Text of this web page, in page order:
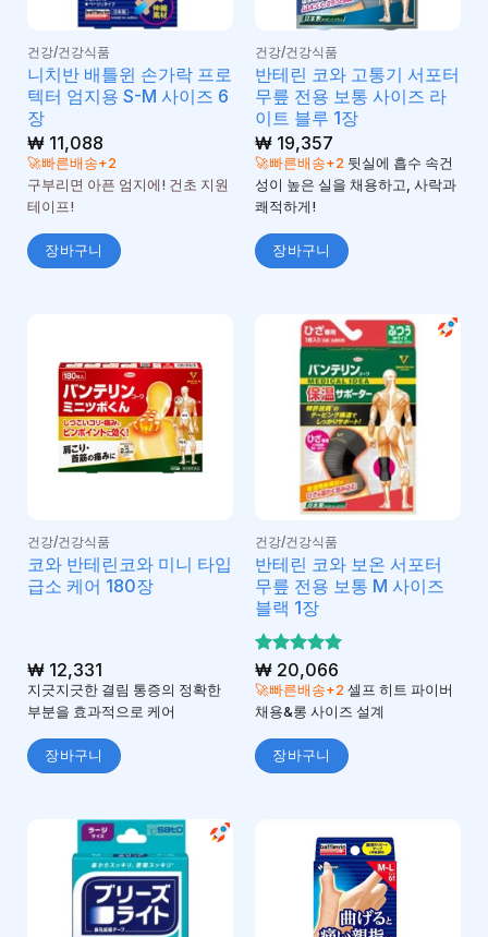
건강/건강식품
니치반 배틀윈 손가락 프로
텍터 엄지용 S-M 사이즈 6
장
₩11,088
🚀빠른배송+2
구부리면 아픈 엄지에! 건초 지원
테이프!
장바구니
건강/건강식품
반테린 코와 고통기 서포터
무릎 전용 보통 사이즈 라
이트 블루 1장
₩19,357
🚀빠른배송+2 뒷실에 흡수 속건
성이 높은 실을 채용하고, 사락과
쾌적하게!
장바구니
건강/건강식품
코와 반테린코와 미니 타입
급소 케어 180장
₩12,331
지긋지긋한 결림 통증의 정확한
부분을 효과적으로 케어
장바구니
건강/건강식품
반테린 코와 보온 서포터
무릎 전용 보통 M 사이즈
블랙 1장
5 중에서
5로 평가
됨
₩20,066
🚀빠른배송+2 셀프 히트 파이버
채용&롱 사이즈 설계
장바구니